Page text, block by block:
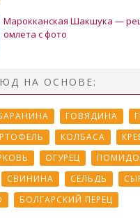
Марокканская Шакшука —
омлета с фото
НА ОСНОВЕ:
ГОВЯДИНА
КОЛБАСА
ОГУРЕЦ
СВИНИНА СЕЛЬДЬ
БОЛГАРСКИЙ ПЕРЕЦ